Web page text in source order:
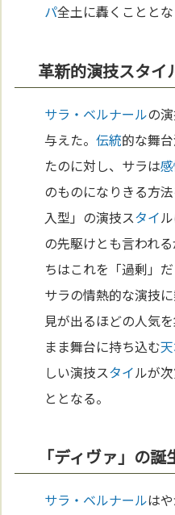
パ全土に轟くこととな
革新的演技スタイ
サラ・ベルナールの
与えた。伝統的な舞
たのに対し、サラは
のものになりきる方
入型」の演技スタイ
の先駆けとも言われ
ちはこれを「過剰」
サラの情熱的な演技
見が出るほどの人気
まま舞台に持ち込む
しい演技スタイルが
ととなる。
「ディヴァ」の
サラ・ベルナールは